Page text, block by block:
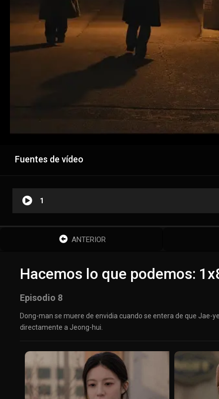
Fuentes de vídeo
1
ANTERIOR
Hacemos lo que podemos:
Episodio 8
Dong-man se muere de envidia cuando se entera de que
directamente a Jeong-hui.